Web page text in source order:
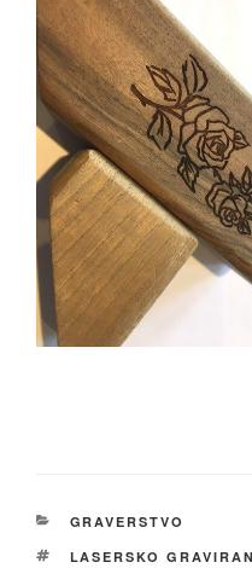
KATEGORIJE
GRAVERSTVO
OZNAKE
LASERSKO